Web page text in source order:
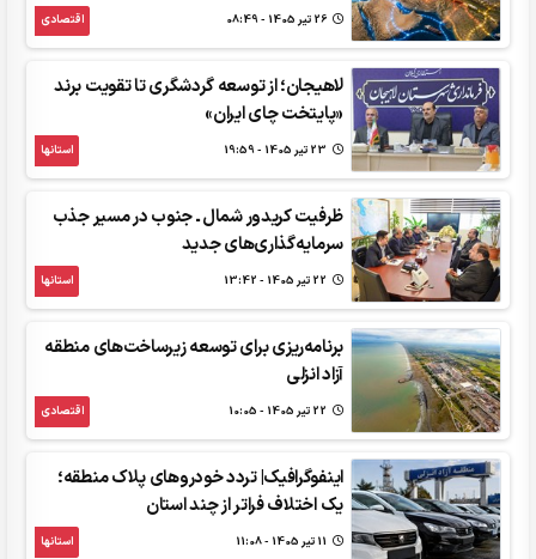
اقتصادی
لاهیجان؛ از توسعه گردشگری تا تقویت برند
«پایتخت چای ایران»
استانها
ظرفیت کریدور شمال ـ جنوب در مسیر جذب
سرمایه‌گذاری‌های جدید
استانها
برنامه‌ریزی برای توسعه زیرساخت‌های منطقه
آزاد انزلی
اقتصادی
اینفوگرافیک| تردد خودروهای پلاک منطقه؛
یک اختلاف فراتر از چند استان
استانها